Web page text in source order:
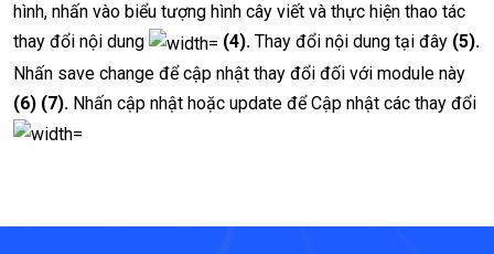
hình, nhấn vào biểu tượng hình cây viết và thực hiện thao tác
thay đổi nội dung
(4). Thay đổi nội dung tại đây (5).
Nhấn save change để cập nhật thay đổi đối với module này
(6) (7). Nhấn cập nhật hoặc update để Cập nhật các thay đổi